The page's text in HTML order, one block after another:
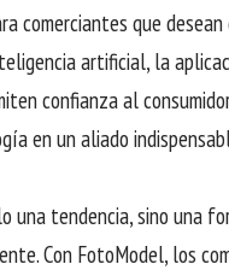
comerciantes que
artificial, la
confianza al
en un aliado
tendencia, sino una
Con FotoModel, los